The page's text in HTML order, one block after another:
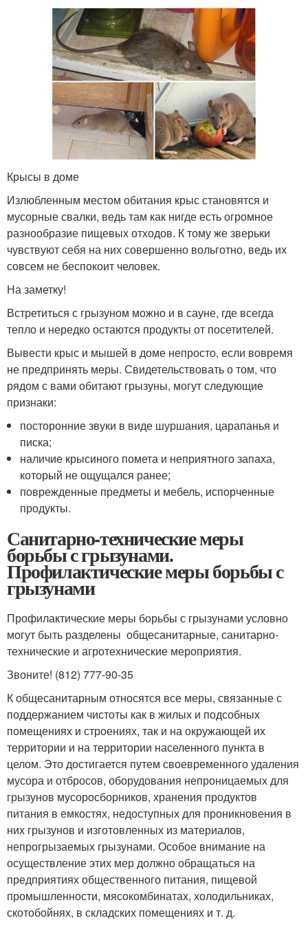
Крысы в доме
Излюбленным местом обитания крыс становятся и
мусорные свалки, ведь там как нигде есть огромное
разнообразие пищевых отходов. К тому же зверьки
чувствуют себя на них совершенно вольготно, ведь их
совсем не беспокоит человек.
На заметку!
Встретиться с грызуном можно и в сауне, где всегда
тепло и нередко остаются продукты от посетителей.
Вывести крыс и мышей в доме непросто, если вовремя
не предпринять меры. Свидетельствовать о том, что
рядом с вами обитают грызуны, могут следующие
признаки:
посторонние звуки в виде шуршания, царапанья и
писка;
наличие крысиного помета и неприятного запаха,
который не ощущался ранее;
поврежденные предметы и мебель, испорченные
продукты.
Санитарно-технические меры
борьбы с грызунами.
Профилактические меры борьбы с
грызунами
Профилактические меры борьбы с грызунами условно
мо­гут быть разделены общесанитарные, санитарно-
технические и агротехнические мероприятия.
Звоните! (812) 777-90-35
К общесанитарным относятся все меры, связанные с
под­держанием чистоты как в жилых и подсобных
помещениях и строениях, так и на окружающей их
территории и на террито­рии населенного пункта в
целом. Это достигается путем своевременного удаления
мусора и отбросов, оборудования непро­ницаемых для
грызунов мусоросборников, хранения продук­тов
питания в емкостях, недоступных для проникновения в
них грызунов и изготовленных из материалов,
непрогрызаемых грызунами. Особое внимание на
осуществление этих мер должно обращаться на
предприятиях общественного питания, пищевой
промышленности, мясокомбинатах, холодильниках,
скотобойнях, в складских помещениях и т. д.